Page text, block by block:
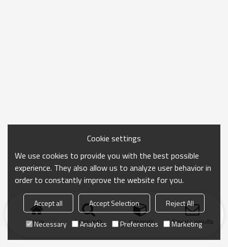
Inicio búsqueda categoría Enviar consulta
Cookie settings
We use cookies to provide you with the best possible
experience. They also allow us to analyze user behavior in
order to constantly improve the website for you.
Accept all Accept Selection
Reject All
Necessary
Analytics Preferences Marketing